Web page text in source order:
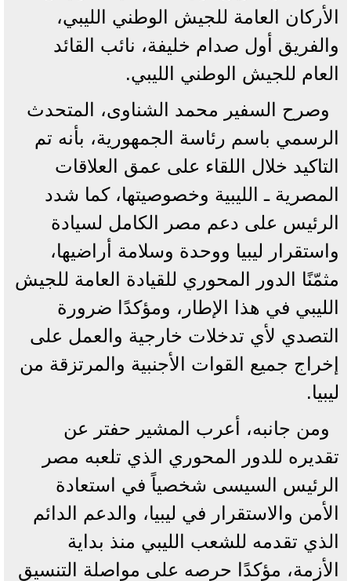
الأركان العامة للجيش الوطني الليبي،
والفريق أول صدام خليفة، نائب القائد
العام للجيش الوطني الليبي.
وصرح السفير محمد الشناوى، المتحدث
الرسمي باسم رئاسة الجمهورية، بأنه تم
التاكيد خلال اللقاء على عمق العلاقات
المصرية ـ الليبية وخصوصيتها، كما شدد
الرئيس على دعم مصر الكامل لسيادة
واستقرار ليبيا ووحدة وسلامة أراضيها،
مثمّنًا الدور المحوري للقيادة العامة للجيش
الليبي في هذا الإطار، ومؤكدًا ضرورة
التصدي لأي تدخلات خارجية والعمل على
إخراج جميع القوات الأجنبية والمرتزقة من
ليبيا.
ومن جانبه، أعرب المشير حفتر عن
تقديره للدور المحوري الذي تلعبه مصر
الرئيس السيسى شخصياً في استعادة
الأمن والاستقرار في ليبيا، والدعم الدائم
الذي تقدمه للشعب الليبي منذ بداية
الأزمة، مؤكدًا حرصه على مواصلة التنسيق